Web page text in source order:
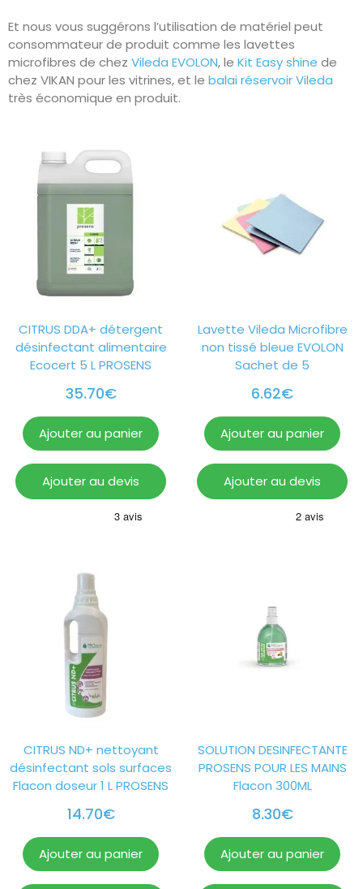
Et nous vous suggérons l’utilisation de matériel peut
consommateur de produit comme les lavettes
microfibres de chez Vileda EVOLON, le Kit Easy shine de
chez VIKAN pour les vitrines, et le balai réservoir Vileda
très économique en produit.
CITRUS DDA+ détergent
désinfectant alimentaire
Ecocert 5 L PROSENS
35.70€
Ajouter au panier
Ajouter au devis
Lavette Vileda Microfibre
non tissé bleue EVOLON
Sachet de 5
6.62€
Ajouter au panier
Ajouter au devis
CITRUS ND+ nettoyant
désinfectant sols surfaces
Flacon doseur 1 L PROSENS
14.70€
Ajouter au panier
SOLUTION DESINFECTANTE
PROSENS POUR LES MAINS
Flacon 300ML
8.30€
Ajouter au panier